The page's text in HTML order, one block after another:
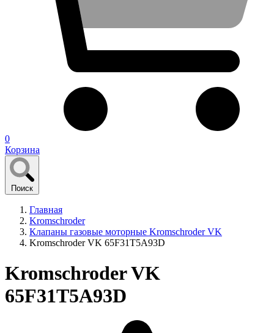
0
Корзина
Поиск
Главная
Kromschroder
Клапаны газовые моторные Kromschroder VK
Kromschroder VK 65F31T5A93D
Kromschroder VK
65F31T5A93D